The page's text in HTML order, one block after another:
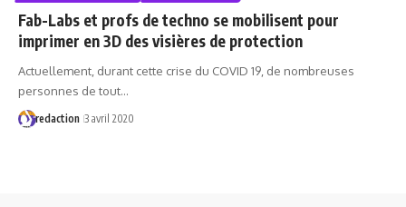
Fab-Labs et profs de techno se mobilisent pour
imprimer en 3D des visières de protection
Actuellement, durant cette crise du COVID 19, de nombreuses
personnes de tout…
redaction 3 avril 2020